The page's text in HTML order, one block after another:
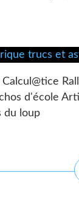
d'école
du loup